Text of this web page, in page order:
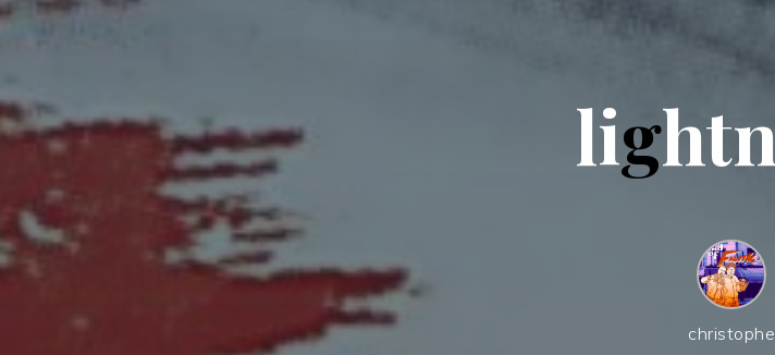
lightn
christophe